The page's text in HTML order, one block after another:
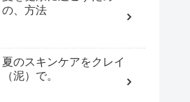
の、方法
夏のスキンケアをクレイ
（泥）で。